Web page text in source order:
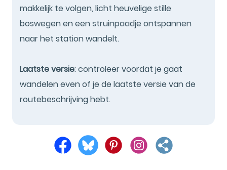
makkelijk te volgen, licht heuvelige stille
boswegen en een struinpaadje ontspannen
naar het station wandelt.
Laatste versie: controleer voordat je gaat
wandelen even of je de laatste versie van de
routebeschrijving hebt.